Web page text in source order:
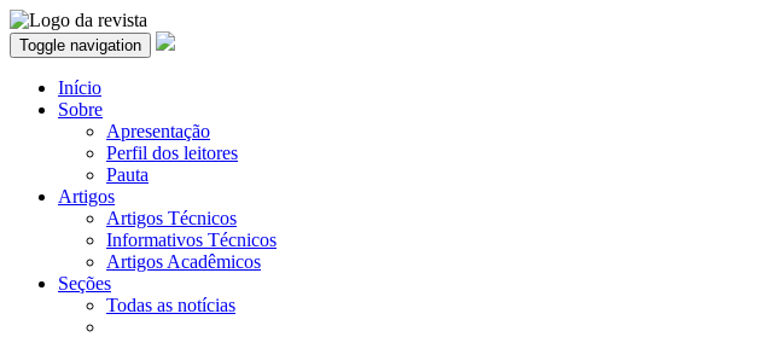
Toggle navigation
Início
Sobre
Apresentação
Perfil dos leitores
Pauta
Artigos
Artigos Técnicos
Informativos Técnicos
Artigos Acadêmicos
Seções
Todas as notícias